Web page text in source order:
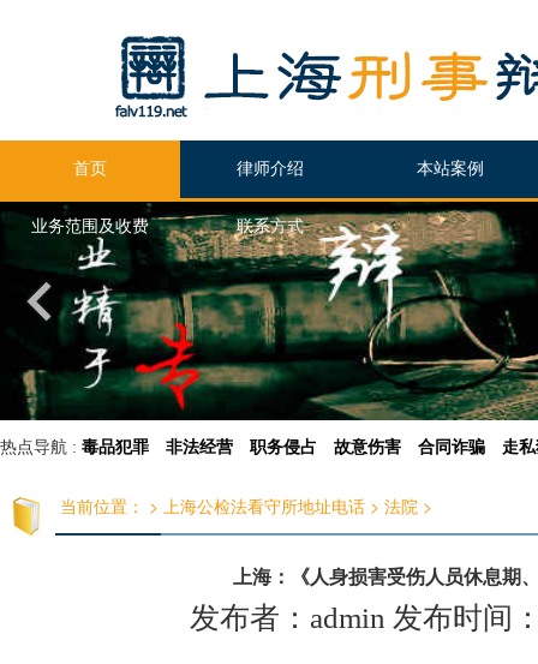
首页 律师介绍 本站案例
业务范围及收费 联系方式
热点导航 : 毒品犯罪 非法经营 职务侵占 故意伤害 合同诈骗 走
当前位置： > 上海公检法看守所地址电话 > 法院 >
上海：《人身损害受伤人员休息期
发布者：admin 发布时间